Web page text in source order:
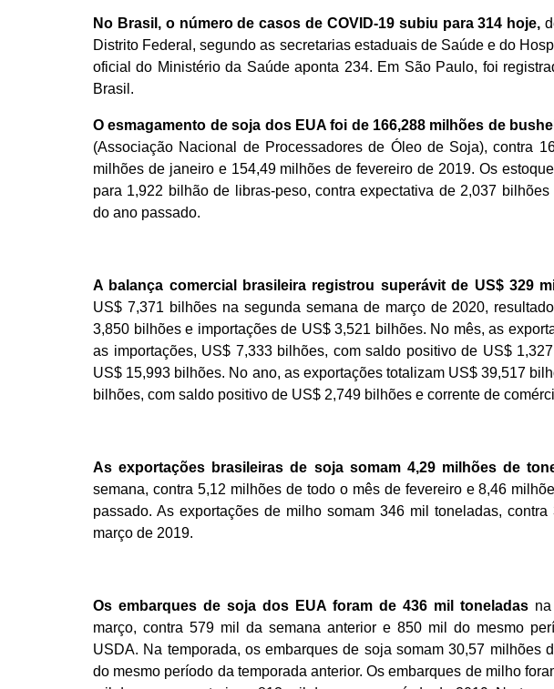
No Brasil, o número de casos de COVID-19 subiu para 314 hoje,
Distrito Federal, segundo as secretarias estaduais de Saúde e do
oficial do Ministério da Saúde aponta 234. Em São Paulo, foi
Brasil.
O esmagamento de soja dos EUA foi de 166,288 milhões de
(Associação Nacional de Processadores de Óleo de Soja), contra
milhões de janeiro e 154,49 milhões de fevereiro de 2019. Os
para 1,922 bilhão de libras-peso, contra expectativa de 2,037
do ano passado.
A balança comercial brasileira registrou superávit de US$ 329
US$ 7,371 bilhões na segunda semana de março de 2020,
3,850 bilhões e importações de US$ 3,521 bilhões. No mês, as
as importações, US$ 7,333 bilhões, com saldo positivo de US$
US$ 15,993 bilhões. No ano, as exportações totalizam US$ 39,517
bilhões, com saldo positivo de US$ 2,749 bilhões e corrente de
As exportações brasileiras de soja somam 4,29 milhões de
semana, contra 5,12 milhões de todo o mês de fevereiro e 8,46
passado. As exportações de milho somam 346 mil toneladas,
março de 2019.
Os embarques de soja dos EUA foram de 436 mil toneladas
março, contra 579 mil da semana anterior e 850 mil do mesmo
USDA. Na temporada, os embarques de soja somam 30,57 milhões
do mesmo período da temporada anterior. Os embarques de milho